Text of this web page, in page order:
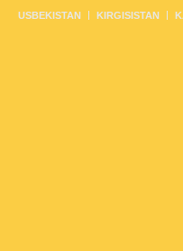
USBEKISTAN KIRGISISTAN